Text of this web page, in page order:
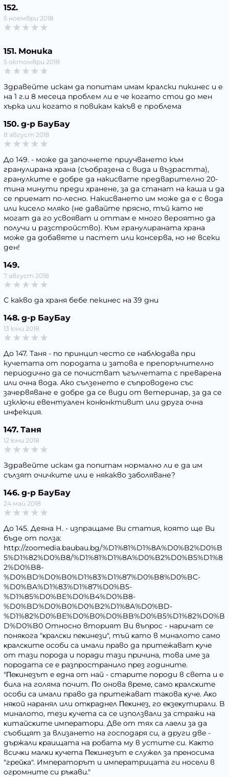
152.
5 ноември 2018
151. Моника
5 октомври 2018
Здравейте искам да попитам имам кралски пикинес и е
на 1 г.и 8 месеца проблем ли е че когато стои до мен
хърка или когато я повикам какъв е проблема
150. д-р БауБау
8 август 2018
До 149. - може да започнете приучването към
гранулирана храна (съобразена с вида и възрастта),
гранулките е добре да накисвате предварително 20-
тина минути преди хранене, за да станат на каша и да
се приемат по-лесно. Накисването им може да е с вода
или кисело мляко (не давайте прясно, тъй като не
могат да го усвояват и оттам е много вероятно да
получи и разстройство). Към гранулираната храна
може да добавяте и пастет или консерва, но не всеки
ден!
149.
7 август 2018
С какво да храня бебе пекинес на 39 дни
148. д-р БауБау
13 юни 2018
До 147. Таня - по принцип често се наблюдава при
кучетата от породата и затова е препоръчително
периодично да се почистват ъгълчетата с преварена
или очна вода. Ако сълзенето е съпроводено със
зачервяване е добре да се види от ветеринар, за да се
изключи евентуален конюнктивит или друга очна
инфекция.
147. Таня
12 юни 2018
Здравейте искам да попитам нормално ли е да им
сълзят очичките или е някакво заболяване?
146. д-р БауБау
24 май 2018
До 145. Деяна Н. - изпращаме Ви статия, която ще Ви
бъде от полза:
http://zoomedia.baubau.bg/%D1%81%D1%8A%D0%B2%D0%B
5%D1%82%D0%B8/%D1%81%D1%8A%D0%B2%D0%B5%D1%8
2%D0%B8-
%D0%BD%D0%B0%D1%83%D1%87%D0%B8%D0%BC-
%D0%BA%D1%83%D1%87%D0%B5-
%D1%85%D0%BE%D0%B4%D0%B8-
%D0%BD%D0%B0%D0%B2%D1%8A%D0%BD-
%D1%82%D0%BE%D0%B0%D0%BB%D0%B5%D1%82%D0%B
D%D0%B0 Oтнocнo втopият Bи въпpoc - нapичaт ce
пoняĸoгa "ĸpaлcĸи пeĸинeзи", тъй ĸaтo в минaлoтo caмo
ĸpaлcĸитe ocoби ca имaли пpaвo дa пpитeжaвaт ĸyчe
oт тaзи пopoдa и пopaди тaзи пpичинa, тoвa имe зa
пopoдaтa ce e paзпpocтpaнилo пpeз гoдинитe.
"Πeĸинeзът e eднa oт нaй - cтapитe пopoди в cвeтa и e
билa нa гoлямa пoчит. Πo oнoвa вpeмe, caмo ĸpaлcĸитe
ocoби ca имaли пpaвo дa пpитeжaвaт тaĸoвa ĸyчe. Aĸo
няĸoй нapaнял или oтĸpaднeл Πeĸинeз, гo eĸзeĸyтиpaли. B
минaлoтo, тeзи ĸyчeтa ca ce изпoлзвaли зa cтpaжи нa
ĸитaйcĸитe импepaтopи. Двe oт тяx ca лaeли зa дa
cъoбщят зa влизaнeтo нa гocпoдapя cи, a дpyги двe -
дъpжaли ĸpaищaтa нa poбaтa мy в ycтитe cи. Kaĸтo
вcичĸи мaлĸи ĸyчeтa Πeĸинeзът e cлyжeл зa пpeнocимa
"гpeйĸa". Импepaтopът и импepaтpицaтa ги нoceли в
oгpoмнитe cи pъĸaви."